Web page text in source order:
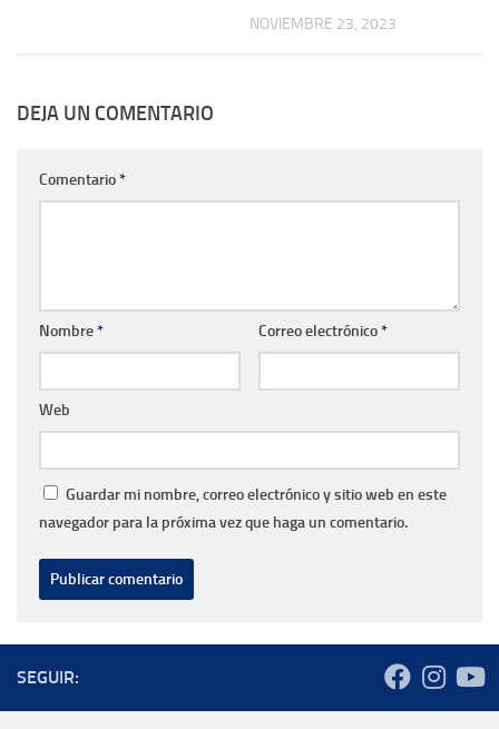
NOVIEMBRE 23, 2023
DEJA UN COMENTARIO
Comentario*
Nombre* Correo electrónico*
Web
Guardar mi nombre, correo electrónico y sitio web en este
navegador para la próxima vez que haga un comentario.
SEGUIR: